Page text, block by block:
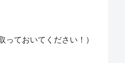
っておいてください！）